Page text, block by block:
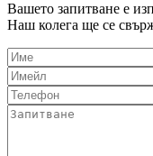
Вашето запитване е
Наш колега ще се